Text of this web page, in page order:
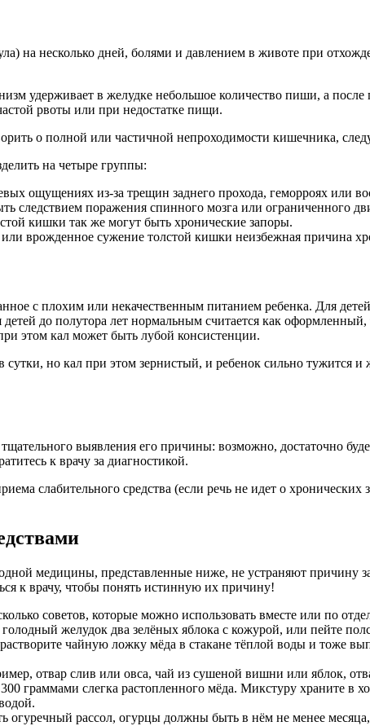
на несколько дней, болями и давлением в животе при
удерживает в желудке небольшое количество пиши, а
рвоты или при недостатке пищи.
о полной или частичной непроходимости кишечника,
на четыре группы:
ощущениях из-за трещин заднего прохода, геморроях или
следствием поражения спинного мозга или ограниченного
кишки так же могут быть хронические запоры.
врожденное сужение толстой кишки неизбежная причина
с плохим или некачественным питанием ребенка. Для
до полутора лет нормальным считается как
этом кал может быть лубой консистенции.
сутки, но кал при этом зернистый, и ребенок сильно тужится
выявления его причины: возможно, достаточно
к врачу за диагностикой.
слабительного средства (если речь не идет о
медицины, представленные ниже, не устраняют
к врачу, чтобы понять истинную их причину!
советов, которые можно использовать вместе или по
желудок два зелёных яблока с кожурой, или пейте
чайную ложку мёда в стакане тёплой воды и тоже
отвар слив или овса, чай из сушеной вишни или яблок,
граммами слегка растопленного мёда. Микстуру храните в
огуречный рассол, огурцы должны быть в нём не менее